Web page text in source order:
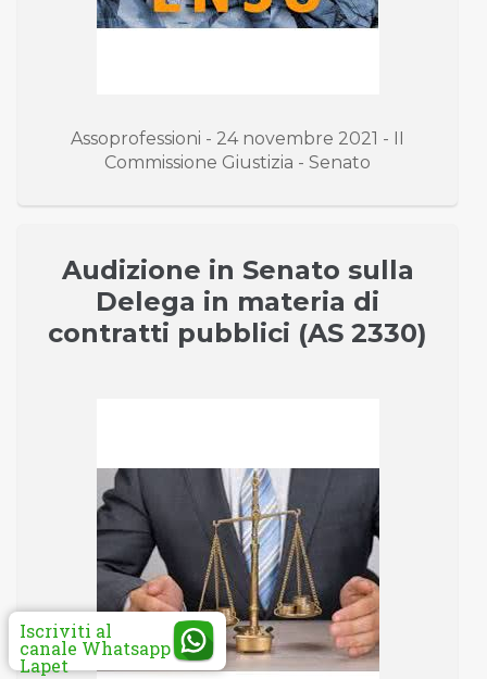
Assoprofessioni - 24 novembre 2021 - II
Commissione Giustizia - Senato
Audizione in Senato sulla
Delega in materia di
contratti pubblici (AS 2330)
Iscriviti al
canale Whatsapp
Lapet